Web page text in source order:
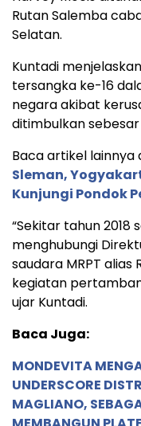
Rutan Salemba
Selatan.
Kuntadi
tersangka ke-16
negara akibat
ditimbulkan sebesar
Baca artikel lainnya
Sleman,
Kunjungi Pondok
“Sekitar tahun 2018
menghubungi
saudara MRPT
kegiatan
ujar Kuntadi.
Baca Juga:
MONDEVITA
UNDERSCORE
MAGLIANO,